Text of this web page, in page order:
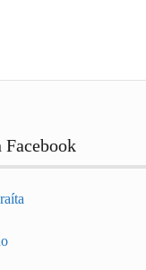
Facebook